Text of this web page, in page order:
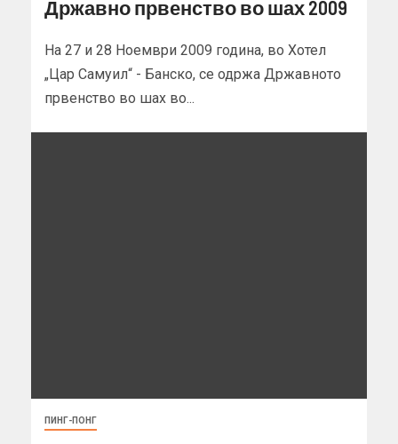
Државно првенство во шах 2009
На 27 и 28 Ноември 2009 година, во Хотел
„Цар Самуил“ - Банско, се одржа Државното
првенство во шах во...
ПИНГ-ПОНГ